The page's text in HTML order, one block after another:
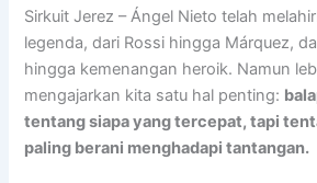
Sirkuit Jerez – Ángel Nieto telah
legenda, dari Rossi hingga Márquez,
hingga kemenangan heroik. Namun
mengajarkan kita satu hal penting:
tentang siapa yang tercepat, tapi
paling berani menghadapi tantangan.